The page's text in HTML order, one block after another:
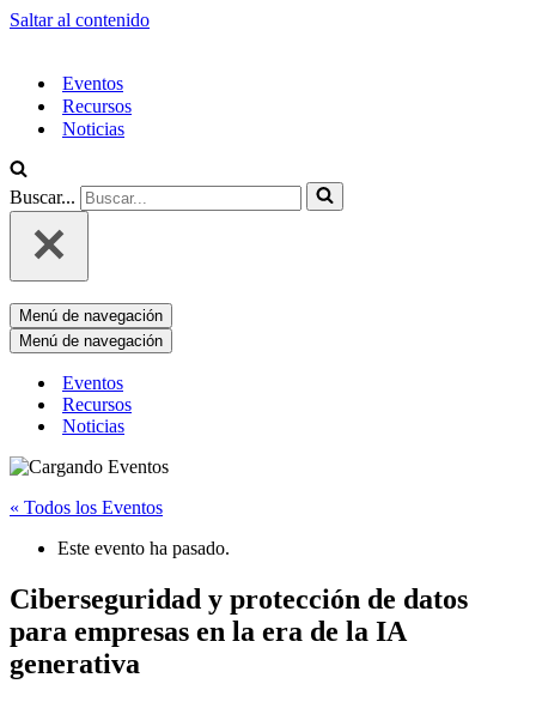
Saltar al contenido
Eventos
Recursos
Noticias
Buscar...
Menú de navegación
Menú de navegación
Eventos
Recursos
Noticias
« Todos los Eventos
Este evento ha pasado.
Ciberseguridad y protección de datos
para empresas en la era de la IA
generativa